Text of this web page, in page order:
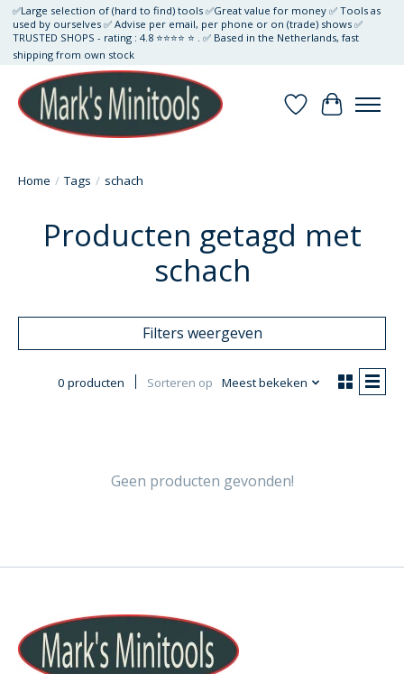
✅Large selection of (hard to find) tools ✅Great value for money ✅ Tools as
used by ourselves ✅ Advise per email, per phone or on (trade) shows ✅
TRUSTED SHOPS - rating : 4.8 ⭐⭐⭐⭐ ⭐ . ✅ Based in the Netherlands, fast
shipping from own stock
Verlanglijst
Home / Tags / schach
Producten getagd met
schach
Filters weergeven
0 producten Sorteren op Meest bekeken
Geen producten gevonden!